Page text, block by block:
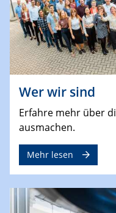
Wer wir sind
Erfahre mehr über
ausmachen.
Mehr lesen